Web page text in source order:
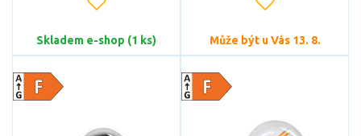
Skladem e-shop (1 ks) Může být u Vás 13. 8.